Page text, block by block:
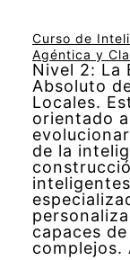
Curso de
Agéntica y
Nivel 2: La
Absoluto
Locales.
orientado
de la
capaces